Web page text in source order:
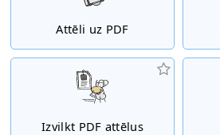
Attēli uz PDF
Izvilkt PDF attēlus